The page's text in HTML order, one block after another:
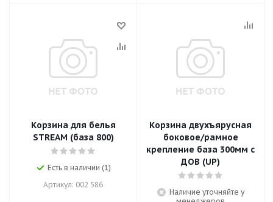
Корзина для белья
STREAM (база 800)
Есть в наличии (1)
Артикул: 002 586
Корзина двухъярусная
боковое/рамное
крепление база 300мм с
ДОВ (UP)
Наличие уточняйте у